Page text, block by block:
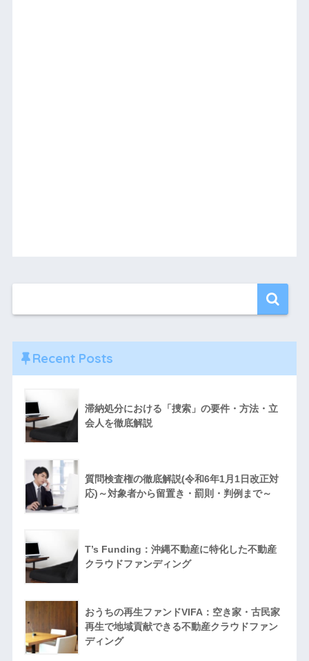
Recent Posts
滞納処分における「捜索」の要件・方法・立
会人を徹底解説
質問検査権の徹底解説(令和6年1月1日改正対
応)～対象者から留置き・罰則・判例まで～
T’s Funding：沖縄不動産に特化した不動産
クラウドファンディング
おうちの再生ファンドVIFA：空き家・古民家
再生で地域貢献できる不動産クラウドファン
ディング